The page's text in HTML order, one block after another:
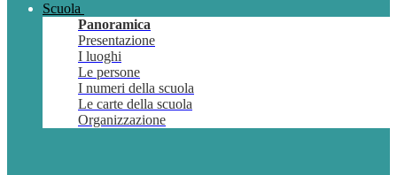
Scuola
Panoramica
Presentazione
I luoghi
Le persone
I numeri della scuola
Le carte della scuola
Organizzazione